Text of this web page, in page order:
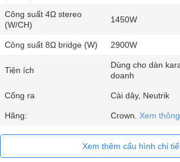
Công suất 4Ω stereo
(W/CH)
1450W
Công suất 8Ω bridge (W) 2900W
Tiện ích
Dùng cho dàn
doanh
Cổng ra Cài dây, Neutrik
Hãng: Crown. Xem
Xem thêm cấu hình chi